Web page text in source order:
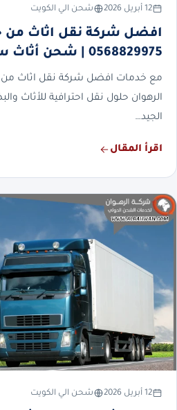
12 أبريل 2026 شحن الي الكويت
افضل شركة نقل اثاث من
0568829975 | شحن أثاث سريع وآمن
مع خدمات افضل شركة نقل اثاث من
الرهوان حلول نقل احترافية للأثاث
الجيد…
اقرأ المقال
12 أبريل 2026 شحن الي الكويت